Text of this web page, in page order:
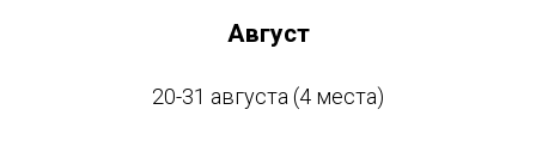
Август
20-31 августа (4 места)